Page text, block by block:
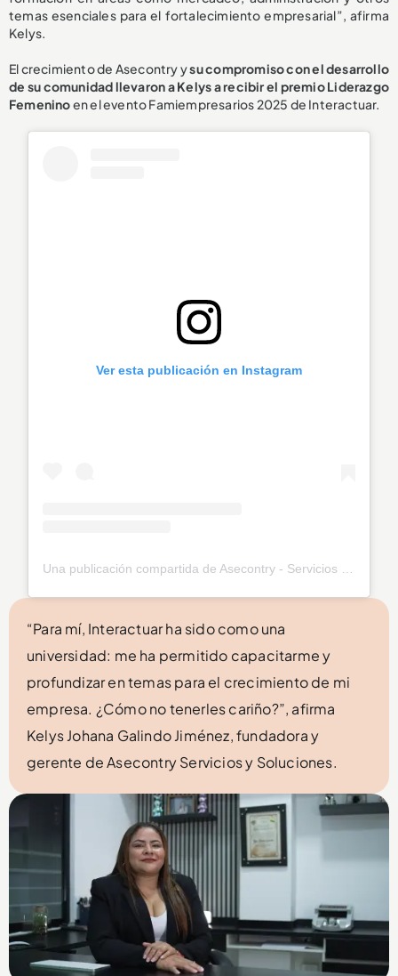
temas esenciales para el fortalecimiento empresarial”, afirma
Kelys.
El crecimiento de Asecontry ysu compromiso con el desarrollo
de su comunidad llevaron a Kelys a recibir el premio Liderazgo
Femeninoen el evento Famiempresarios 2025 de Interactuar.
Ver esta publicación en Instagram
“Para mí, Interactuar ha sido como una
universidad: me ha permitido capacitarme y
profundizar en temas para el crecimiento de mi
empresa. ¿Cómo no tenerles cariño?”, afirma
Kelys Johana Galindo Jiménez, fundadora y
gerente de Asecontry Servicios y Soluciones.